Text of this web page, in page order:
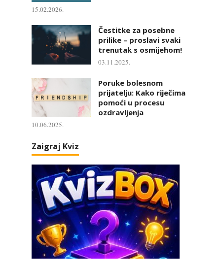
15.02.2026.
Čestitke za posebne
prilike – proslavi svaki
trenutak s osmijehom!
03.11.2025.
Poruke bolesnom
prijatelju: Kako riječima
pomoći u procesu
ozdravljenja
10.06.2025.
Zaigraj Kviz